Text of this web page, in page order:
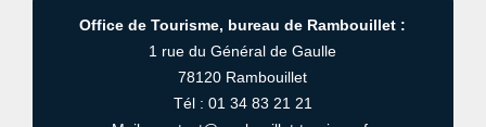
Office de Tourisme, bureau de Rambouillet :
1 rue du Général de Gaulle
78120 Rambouillet
Tél : 01 34 83 21 21